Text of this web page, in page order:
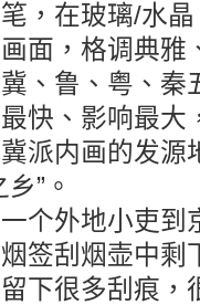
，在玻璃/水
面，格调典雅
、鲁、粤、秦
快、影响最大
派内画的发
”。
个外地小吏到
签刮烟壶中
下很多刮痕，